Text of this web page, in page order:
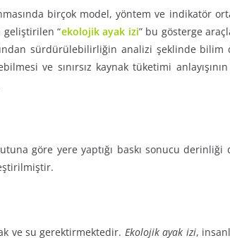
birçok model, yöntem ve indikatör
“ekolojik ayak izi” bu gösterge
sürdürülebilirliğin analizi şeklinde
ve sınırsız kaynak tüketimi
göre yere yaptığı baskı sonucu
ve su gerektirmektedir. Ekolojik ayak izi,